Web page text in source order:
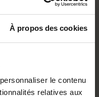
À propos des cookies
le contenu
relatives aux
la recherche et